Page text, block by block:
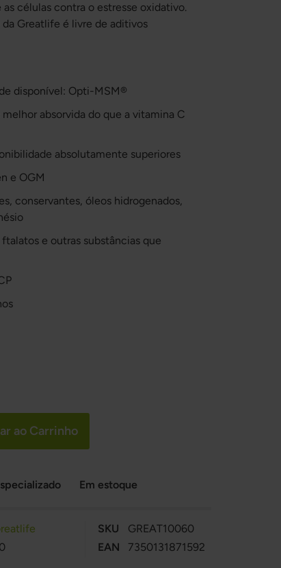
células contra o estresse oxidativo.
Greatlife é livre de aditivos
disponível: Opti-MSM®
absorvida do que a vitamina C
absolutamente superiores
e OGM
conservantes, óleos hidrogenados,
e outras substâncias que
ao Carrinho
Em estoque
SKU
GREAT10060
EAN
7350131871592